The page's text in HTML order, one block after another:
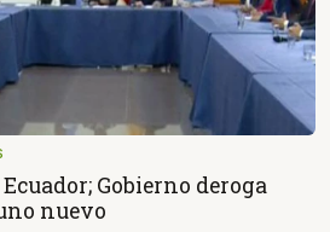
Gobierno deroga
nuevo